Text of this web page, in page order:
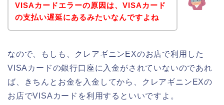
VISAカードエラーの原因は、VISAカード
の支払い遅延にあるみたいなんですよね
なので、もしも、クレアギニンEXのお店で利用した
VISAカードの銀行口座に入金がされていないのであれ
ば、きちんとお金を入金してから、クレアギニンEXの
お店でVISAカードを利用するといいですよ。